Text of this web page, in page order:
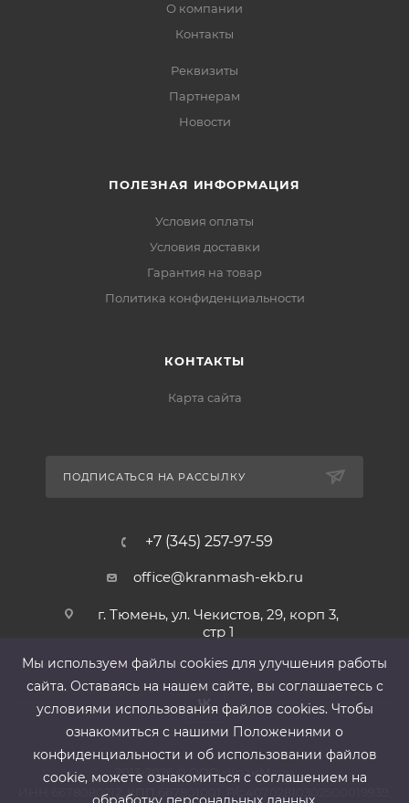
О компании
Контакты
Реквизиты
Партнерам
Новости
ПОЛЕЗНАЯ ИНФОРМАЦИЯ
Условия оплаты
Условия доставки
Гарантия на товар
Политика конфиденциальности
КОНТАКТЫ
Карта сайта
ПОДПИСАТЬСЯ НА РАССЫЛКУ
+7 (345) 257-97-59
office@kranmash-ekb.ru
г. Тюмень, ул. Чекистов, 29, корп 3,
стр 1
2013-2026 ©ООО «КранМаш»
ИНН 6678080212, КПП 667801001 ,Р/с 40702810302500019939,
Мы используем файлы cооkies для улучшения работы
сайта. Оставаясь на нашем сайте, вы соглашаетесь с
условиями использования файлов cооkies. Чтобы
ознакомиться с нашими Положениями о
конфиденциальности и об использовании файлов
cookie, можете ознакомиться с соглашением на